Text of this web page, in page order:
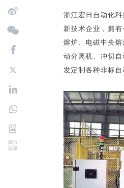
海报
分享
浙江宏日自动化
新技术企业，拥
熔炉、电磁中央
动分离机、冲切
发定制各种非标自